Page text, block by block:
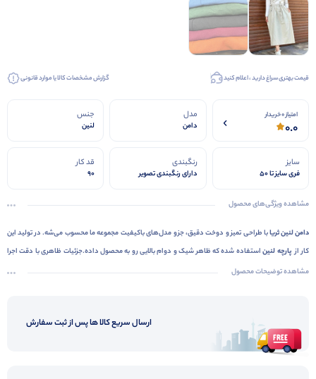
قیمت بهتری سراغ دارید ، اعلام کنید گزارش مشخصات کالا یا موارد قانونی
امتیاز 0 خریدار
0.0
مدل
دامن
جنس
لنین
سایز
فری سایز تا 50
رنگبندی
دارای رنگبندی تصویر
قد کار
90
مشاهده ویژگی‌های محصول
دامن لنین ثریابا طراحی تمیز و دوخت دقیق، جزو مدل‌های باکیفیت مجموعه ما محسوب می‌شه. در تولید این
کار ازپارچه لنیناستفاده شده که ظاهر شیک و دوام بالایی رو به محصول داده.جزئیات ظاهری با دقت اجرا
شده و فرم کلی لباس، مرتب و استاندارده.فری سایز تا 50
هست و کار نهایی از نظر تن‌خور، فرم مناسبی
دامن لنین ثریا انتخاب هوشمندانه‌ای خواهد بود .
مشاهده توضیحات محصول
ارسال سریع کالا ها پس از ثبت سفارش